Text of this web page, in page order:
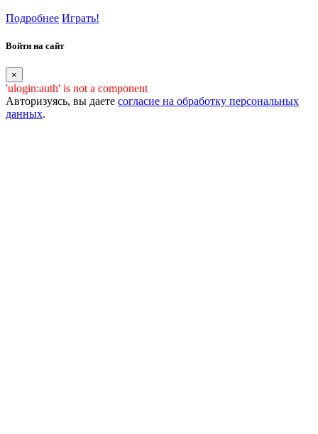
Подробнее Играть!
Войти на сайт
×
'ulogin:auth' is not a component
Авторизуясь, вы даете согласие на обработку персональных
данных.